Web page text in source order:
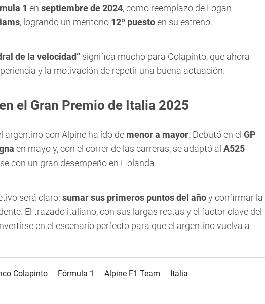
1 en septiembre de 2024, como reemplazo de Logan
, logrando un meritorio 12º puestoen su estreno.
de la velocidad” significa mucho para Colapinto, que ahora
y la motivación de repetir una buena actuación.
el Gran Premio de Italia 2025
argentino con Alpine ha ido de menor a mayor. Debutó en el GP
en mayo y, con el correr de las carreras, se adaptó al A525
con un gran desempeño en Holanda.
será claro: sumar sus primeros puntos del añoy confirmar la
El trazado italiano, con sus largas rectas y el factor clave del
en el escenario perfecto para que el argentino vuelva a
Colapinto Fórmula 1 Alpine F1 Team Italia